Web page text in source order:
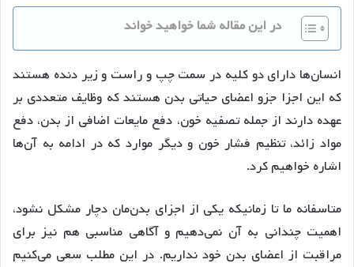
در این مقاله شما خواهید خواند
انسان‌ها دارای دو کلیه در سمت چپ و راست و زیر دنده هستند
که این اجزا جزو اعضای حیاتی بدن هستند که وظایف متعددی بر
عهده دارند از جمله تصفیه خون، دفع مایعات اضافی از بدن، دفع
مواد زائد، تنظیم فشار خون و دیگر موارد که در ادامه به آن‌ها
اشاره خواهیم کرد.
متاسفانه ما تا زمانیکه یکی از اجزای بدن‌مان دچار مشکل نشود،
اهمیت چندانی به آن نمی‌دهیم و آگاهی مناسبی هم نیز برای
مراقبت از اعضای بدن خود نداریم. در این مطلب سعی می‌کنیم